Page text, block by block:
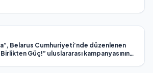
Belarus Cumhuriyeti’nde düzenlenen
Güç!” uluslararası kampanyasının